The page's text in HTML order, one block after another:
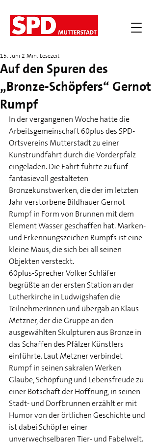
Auf den Spuren des
„Bronze-Schöpfers“ Gernot
Rumpf
15. Juni 2 Min. Lesezeit
In der vergangenen Woche hatte die
Arbeitsgemeinschaft 60plus des SPD-
Ortsvereins Mutterstadt zu einer
Kunstrundfahrt durch die Vorderpfalz
eingeladen. Die Fahrt führte zu fünf
fantasievoll gestalteten
Bronzekunstwerken, die der im letzten
Jahr verstorbene Bildhauer Gernot
Rumpf in Form von Brunnen mit dem
Element Wasser geschaffen hat. Marken-
und Erkennungszeichen Rumpfs ist eine
kleine Maus, die sich bei all seinen
Objekten versteckt.
60plus-Sprecher Volker Schläfer
begrüßte an der ersten Station an der
Lutherkirche in Ludwigshafen die
TeilnehmerInnen und übergab an Klaus
Metzner, der die Gruppe an den
ausgewählten Skulpturen aus Bronze in
das Schaffen des Pfälzer Künstlers
einführte. Laut Metzner verbindet
Rumpf in seinen sakralen Werken
Glaube, Schöpfung und Lebensfreude zu
einer Botschaft der Hoffnung, in seinen
Stadt- und Dorfbrunnen erzählt er mit
Humor von der örtlichen Geschichte und
ist dabei Schöpfer einer
unverwechselbaren Tier- und Fabelwelt.